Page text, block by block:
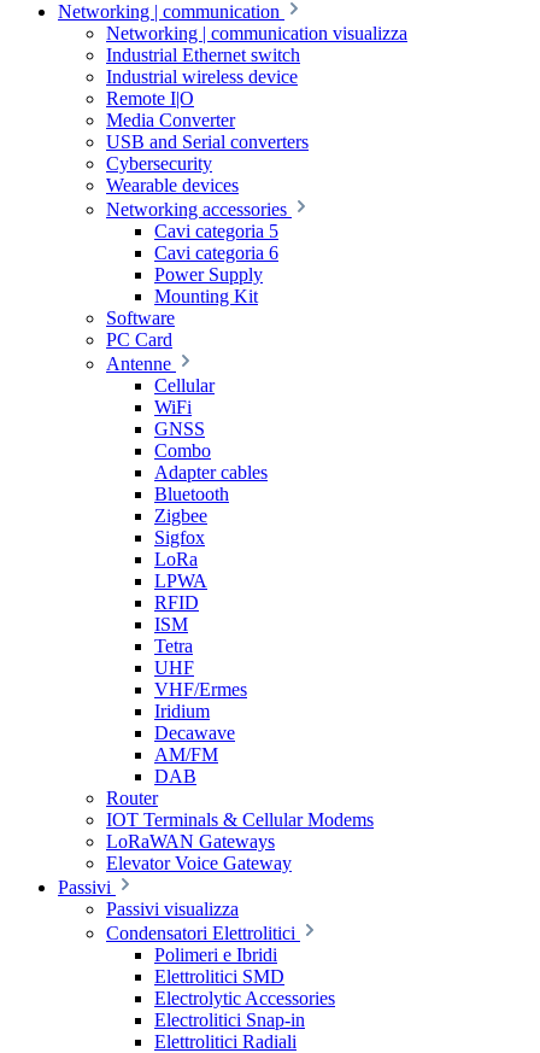
Networking | communication
Networking | communication visualizza
Industrial Ethernet switch
Industrial wireless device
Remote I|O
Media Converter
USB and Serial converters
Cybersecurity
Wearable devices
Networking accessories
Cavi categoria 5
Cavi categoria 6
Power Supply
Mounting Kit
Software
PC Card
Antenne
Cellular
WiFi
GNSS
Combo
Adapter cables
Bluetooth
Zigbee
Sigfox
LoRa
LPWA
RFID
ISM
Tetra
UHF
VHF/Ermes
Iridium
Decawave
AM/FM
DAB
Router
IOT Terminals & Cellular Modems
LoRaWAN Gateways
Elevator Voice Gateway
Passivi
Passivi visualizza
Condensatori Elettrolitici
Polimeri e Ibridi
Elettrolitici SMD
Electrolytic Accessories
Electrolitici Snap-in
Elettrolitici Radiali